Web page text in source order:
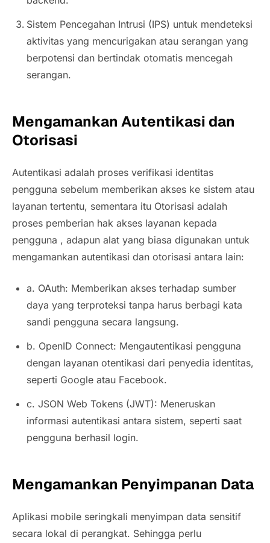
Sistem Pencegahan Intrusi (IPS) untuk mendeteksi
aktivitas yang mencurigakan atau serangan yang
berpotensi dan bertindak otomatis mencegah
serangan.
Mengamankan Autentikasi dan
Otorisasi
Autentikasi adalah proses verifikasi identitas
pengguna sebelum memberikan akses ke sistem atau
layanan tertentu, sementara itu Otorisasi adalah
proses pemberian hak akses layanan kepada
pengguna , adapun alat yang biasa digunakan untuk
mengamankan autentikasi dan otorisasi antara lain:
a. OAuth: Memberikan akses terhadap sumber
daya yang terproteksi tanpa harus berbagi kata
sandi pengguna secara langsung.
b. OpenID Connect: Mengautentikasi pengguna
dengan layanan otentikasi dari penyedia identitas,
seperti Google atau Facebook.
c. JSON Web Tokens (JWT): Meneruskan
informasi autentikasi antara sistem, seperti saat
pengguna berhasil login.
Mengamankan Penyimpanan Data
Aplikasi mobile seringkali menyimpan data sensitif
secara lokal di perangkat. Sehingga perlu